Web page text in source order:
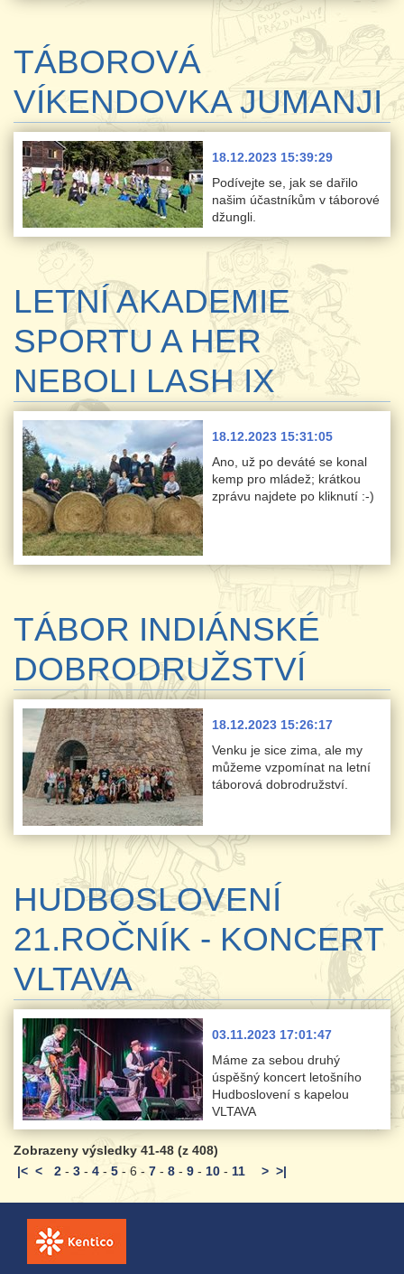
TÁBOROVÁ
VÍKENDOVKA JUMANJI
18.12.2023 15:39:29
Podívejte se, jak se dařilo
našim účastníkům v táborové
džungli.
LETNÍ AKADEMIE
SPORTU A HER
NEBOLI LASH IX
18.12.2023 15:31:05
Ano, už po deváté se konal
kemp pro mládež; krátkou
zprávu najdete po kliknutí :-)
TÁBOR INDIÁNSKÉ
DOBRODRUŽSTVÍ
18.12.2023 15:26:17
Venku je sice zima, ale my
můžeme vzpomínat na letní
táborová dobrodružství.
HUDBOSLOVENÍ
21.ROČNÍK - KONCERT
VLTAVA
03.11.2023 17:01:47
Máme za sebou druhý
úspěšný koncert letošního
Hudboslovení s kapelou
VLTAVA
Zobrazeny výsledky 41-48 (z 408)
|< < 2 - 3 - 4 - 5 - 6 - 7 - 8 - 9 - 10 - 11 > >|